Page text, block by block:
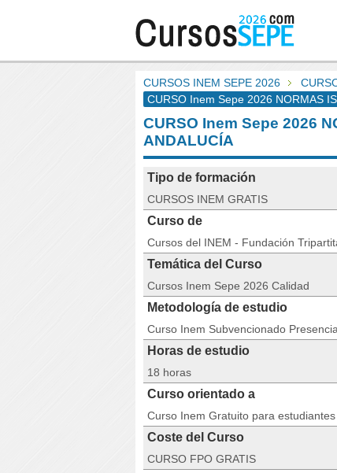
CURSOS INEM SEPE 2026
CURSO Inem Sepe 2026 NORMAS
CURSO Inem Sepe 2026
ANDALUCÍA
Tipo de formación
CURSOS INEM GRATIS
Curso de
Cursos del INEM - Fundación
Temática del Curso
Cursos Inem Sepe 2026 Calidad
Metodología de estudio
Curso Inem Subvencionado
Horas de estudio
18 horas
Curso orientado a
Curso Inem Gratuito para
Coste del Curso
CURSO FPO GRATIS